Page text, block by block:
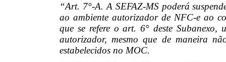
“Art. 7°-A. A SEFAZ-MS poderá
ao ambiente autorizador de NFC-e ao
que se refere o art. 6° deste
autorizador, mesmo que de maneira
estabelecidos no MOC.